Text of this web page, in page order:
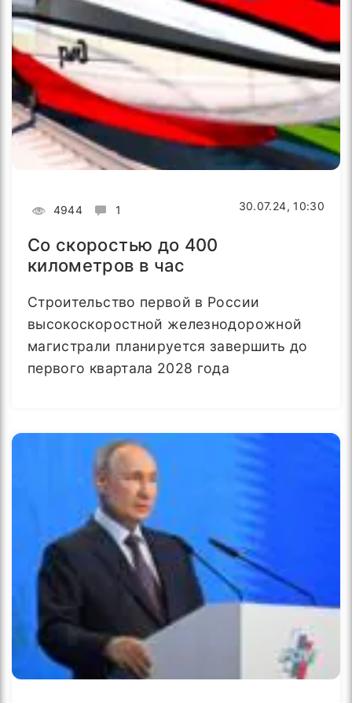
4944 1 30.07.24, 10:30
Со скоростью до 400
километров в час
Строительство первой в России
высокоскоростной железнодорожной
магистрали планируется завершить до
первого квартала 2028 года